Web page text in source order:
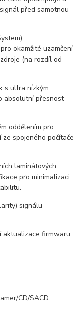
před samotnou
okamžité uzamčení
(na rozdíl od
s ultra nízkým
absolutní přesnost
oddělením pro
spojeného počítače
laminátových
pro minimalizaci
signálu
aktualizace firmwaru
CD/SACD